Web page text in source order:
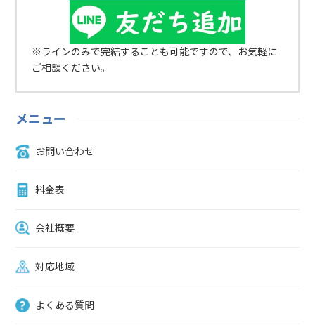
※ラインのみで完結することも可能ですので、お気軽に
ご相談ください。
メニュー
お問い合わせ
料金表
会社概要
対応地域
よくある質問